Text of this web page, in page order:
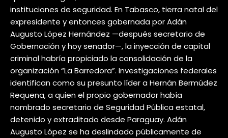
instituciones de seguridad. En Tabasco, tierra natal del
expresidente y entonces gobernada por Adán
Augusto López Hernández —después secretario de
Gobernación y hoy senador—, la inyección de capital
criminal habría propiciado la consolidación de la
organización “La Barredora”. Investigaciones federales
identifican como su presunto líder a Hernán Bermúdez
Requena, a quien el propio gobernador había
nombrado secretario de Seguridad Pública estatal,
detenido y extraditado desde Paraguay. Adán
Augusto López se ha deslindado públicamente de